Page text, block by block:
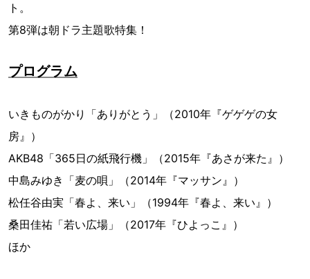
ト。
第8弾は朝ドラ主題歌特集！
プログラム
いきものがかり「ありがとう」（2010年『ゲゲゲの女
房』）
AKB48「365日の紙飛行機」（2015年『あさが来た』）
中島みゆき「麦の唄」（2014年『マッサン』）
松任谷由実「春よ、来い」（1994年『春よ、来い』）
桑田佳祐「若い広場」（2017年『ひよっこ』）
ほか